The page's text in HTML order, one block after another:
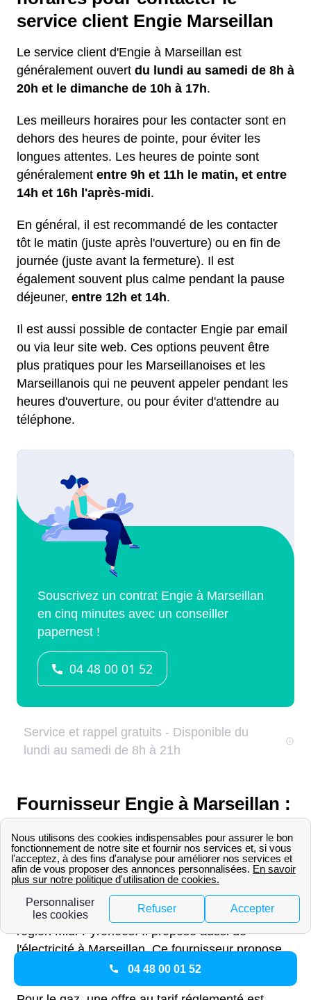
service client Engie Marseillan
Le service client d'Engie à Marseillan est
généralement ouvert du lundi au samedi de 8h à
20h et le dimanche de 10h à 17h.
Les meilleurs horaires pour les contacter sont en
dehors des heures de pointe, pour éviter les
longues attentes. Les heures de pointe sont
généralement entre 9h et 11h le matin, et entre
14h et 16h l'après-midi.
En général, il est recommandé de les contacter
tôt le matin (juste après l'ouverture) ou en fin de
journée (juste avant la fermeture). Il est
également souvent plus calme pendant la pause
déjeuner, entre 12h et 14h.
Il est aussi possible de contacter Engie par email
ou via leur site web. Ces options peuvent être
plus pratiques pour les Marseillanoises et les
Marseillanois qui ne peuvent appeler pendant les
heures d'ouverture, ou pour éviter d'attendre au
téléphone.
Fournisseur Engie à Marseillan :
Les offres pour les Marseillanois
Engie, anciennement nommé GDF, est un
fournisseur historique de gaz disponible dans la
région Midi-Pyrénées. Il propose aussi de
l'électricité à Marseillan. Ce fournisseur propose
différentes offres.
04 48 00 01 52